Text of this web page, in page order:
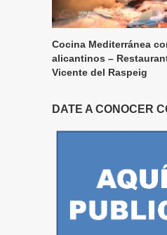
Cocina Mediterránea
alicantinos –
Vicente del Raspeig
DATE A CONOCER